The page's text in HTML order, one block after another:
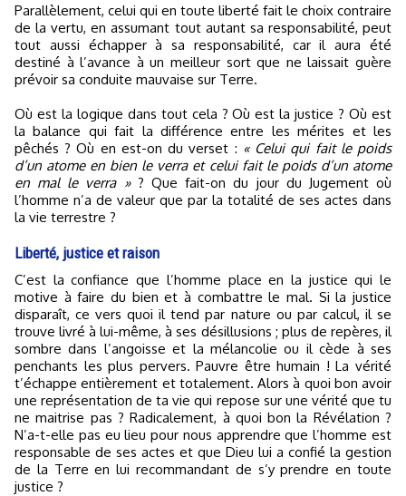
Parallèlement, celui qui en toute liberté fait le choix contraire
de la vertu, en assumant tout autant sa responsabilité, peut
tout aussi échapper à sa responsabilité, car il aura été
destiné à l’avance à un meilleur sort que ne laissait guère
prévoir sa conduite mauvaise sur Terre.
Où est la logique dans tout cela ? Où est la justice ? Où est
la balance qui fait la différence entre les mérites et les
pêchés ? Où en est-on du verset : « Celui qui fait le poids
d’un atome en bien le verra et celui fait le poids d’un atome
en mal le verra »? Que fait-on du jour du Jugement où
l’homme n’a de valeur que par la totalité de ses actes dans
la vie terrestre ?
Liberté, justice et raison
C’est la confiance que l’homme place en la justice qui le
motive à faire du bien et à combattre le mal. Si la justice
disparaît, ce vers quoi il tend par nature ou par calcul, il se
trouve livré à lui-même, à ses désillusions ; plus de repères, il
sombre dans l’angoisse et la mélancolie ou il cède à ses
penchants les plus pervers. Pauvre être humain ! La vérité
t’échappe entièrement et totalement. Alors à quoi bon avoir
une représentation de ta vie qui repose sur une vérité que tu
ne maitrise pas ? Radicalement, à quoi bon la Révélation ?
N’a-t-elle pas eu lieu pour nous apprendre que l’homme est
responsable de ses actes et que Dieu lui a confié la gestion
de la Terre en lui recommandant de s’y prendre en toute
justice ?